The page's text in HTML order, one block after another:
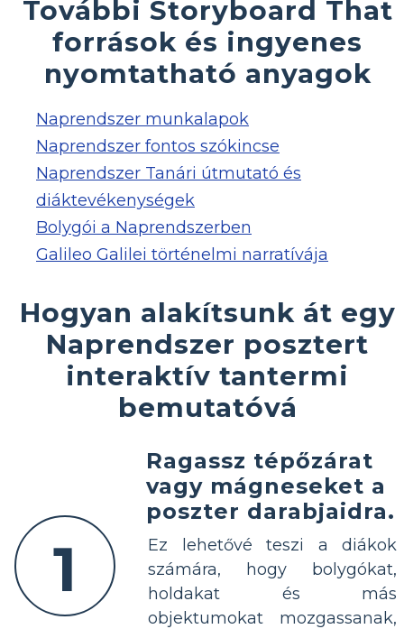
További Storyboard That
források és ingyenes
nyomtatható anyagok
Naprendszer munkalapok
Naprendszer fontos szókincse
Naprendszer Tanári útmutató és
diáktevékenységek
Bolygói a Naprendszerben
Galileo Galilei történelmi narratívája
Hogyan alakítsunk át egy
Naprendszer posztert
interaktív tantermi
bemutatóvá
1
Ragassz tépőzárat
vagy mágneseket a
poszter darabjaidra.
Ez lehetővé teszi a diákok
számára, hogy bolygókat,
holdakat és más
objektumokat mozgassanak,